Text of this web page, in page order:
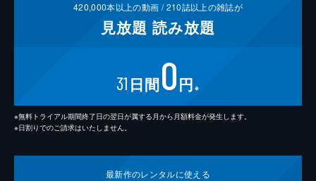
420,000本以上の動画 /210誌以上の雑誌が
見放題 読み放題
31 日間0円 ※
※無料トライアル期間終了日の翌日が属する月から月額料金が発生します。
※日割りでのご請求はいたしません。
最新作のレンタルに使える